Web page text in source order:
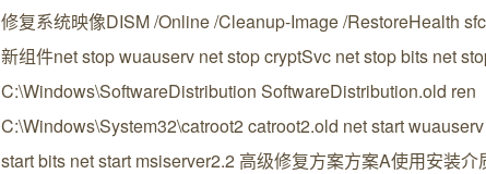
修复系统映像DISM /Online /Cleanup-Image /RestoreHealth
新组件net stop wuauserv net stop cryptSvc net stop bits net
C:\Windows\SoftwareDistribution SoftwareDistribution.old ren
C:\Windows\System32\catroot2 catroot2.old net start
start bits net start msiserver2.2 高级修复方案方案A使用安装